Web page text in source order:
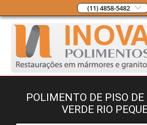
(11) 4858-5482
POLIMENTO DE PISO
VERDE RIO